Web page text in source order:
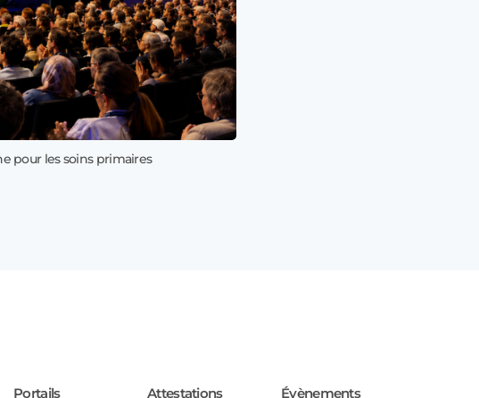
pour les soins primaires
Portails Attestations Évènements